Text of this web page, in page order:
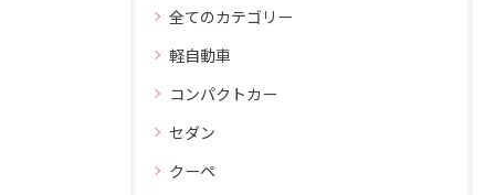
全てのカテゴリー
軽自動車
コンパクトカー
セダン
クーペ